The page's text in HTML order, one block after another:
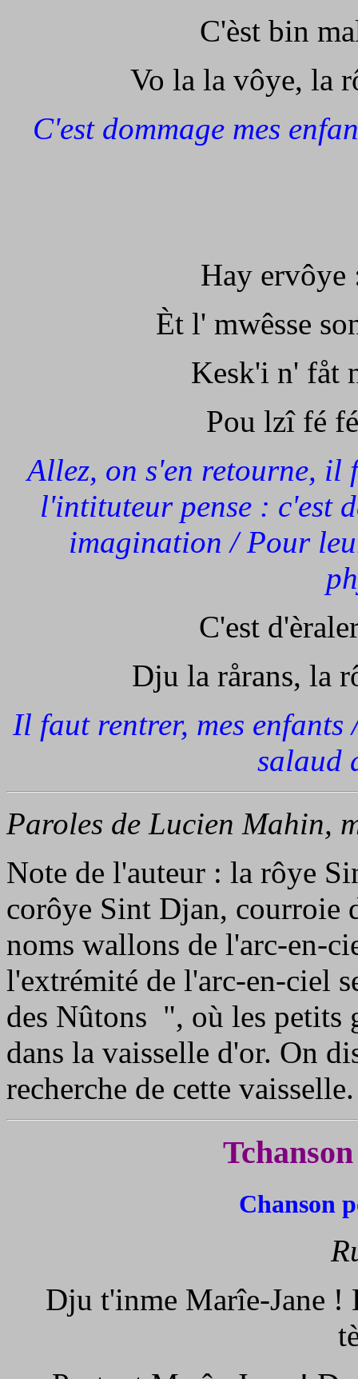
C'èst bin
Vo la la vôye, la
C'est dommage mes
Hay ervôye
Èt l' mwêsse
Kesk'i n' fåt
Pou lzî fé
Allez, on s'en retourne, il
l'intituteur pense : c'est
imagination / Pour
C'est
Dju la rårans, la
Il faut rentrer, mes
salaud
Paroles de Lucien Mahin,
Note de l'auteur : la rôye
corôye Sint Djan, courroie
noms wallons de l'arc-en-
l'extrémité de l'arc-en-ciel
des Nûtons ", où les petits
dans la vaisselle d'or. On
recherche de cette vaisselle.
Chanson
Dju t'inme Marîe-Jane